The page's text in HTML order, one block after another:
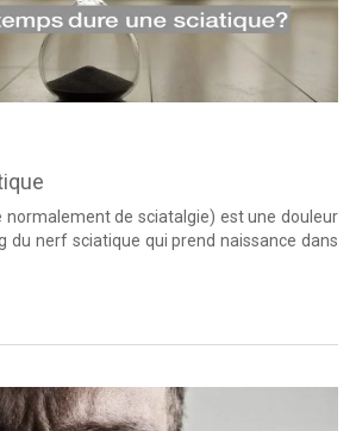
normalement de sciatalgie) est une douleur
du nerf sciatique qui prend naissance dans